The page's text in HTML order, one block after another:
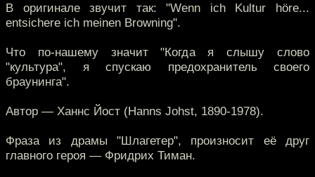
В оригинале звучит так: "Wenn ich Kultur höre...
entsichere ich meinen Browning".
Что по-нашему значит "Когда я слышу слово
"культура", я спускаю предохранитель своего
браунинга".
Автор — Ханнс Йост (Hanns Johst, 1890-1978).
Фраза из драмы "Шлагетер", произносит её друг
главного героя — Фридрих Тиман.